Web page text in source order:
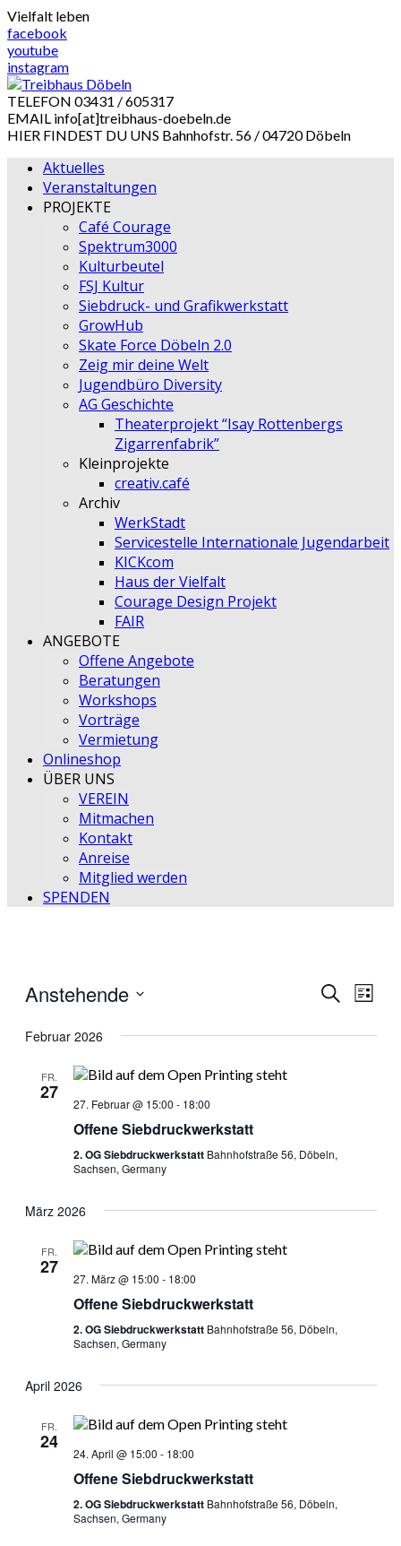
Skip
to
content
Vielfalt leben
facebook
youtube
instagram
TELEFON 03431 / 605317
EMAIL info[at]treibhaus-doebeln.de
HIER FINDEST DU UNS Bahnhofstr. 56 / 04720 Döbeln
Aktuelles
Veranstaltungen
PROJEKTE
Café Courage
Spektrum3000
Kulturbeutel
FSJ Kultur
Siebdruck- und Grafikwerkstatt
GrowHub
Skate Force Döbeln 2.0
Zeig mir deine Welt
Jugendbüro Diversity
AG Geschichte
Theaterprojekt “Isay Rottenbergs
Zigarrenfabrik”
Kleinprojekte
creativ.café
Archiv
WerkStadt
Servicestelle Internationale Jugendarbeit
KICKcom
Haus der Vielfalt
Courage Design Projekt
FAIR
ANGEBOTE
Offene Angebote
Beratungen
Workshops
Vorträge
Vermietung
Onlineshop
ÜBER UNS
VEREIN
Mitmachen
Kontakt
Anreise
Mitglied werden
SPENDEN
Suche
Suche
Liste
Anstehende
wählen.
Februar 2026
FR.
27
27. Februar @ 15:00 - 18:00
Offene Siebdruckwerkstatt
2. OG Siebdruckwerkstatt Bahnhofstraße 56, Döbeln,
Sachsen, Germany
März 2026
FR.
27
27. März @ 15:00 - 18:00
Offene Siebdruckwerkstatt
2. OG Siebdruckwerkstatt Bahnhofstraße 56, Döbeln,
Sachsen, Germany
April 2026
FR.
24
24. April @ 15:00 - 18:00
Offene Siebdruckwerkstatt
2. OG Siebdruckwerkstatt Bahnhofstraße 56, Döbeln,
Sachsen, Germany